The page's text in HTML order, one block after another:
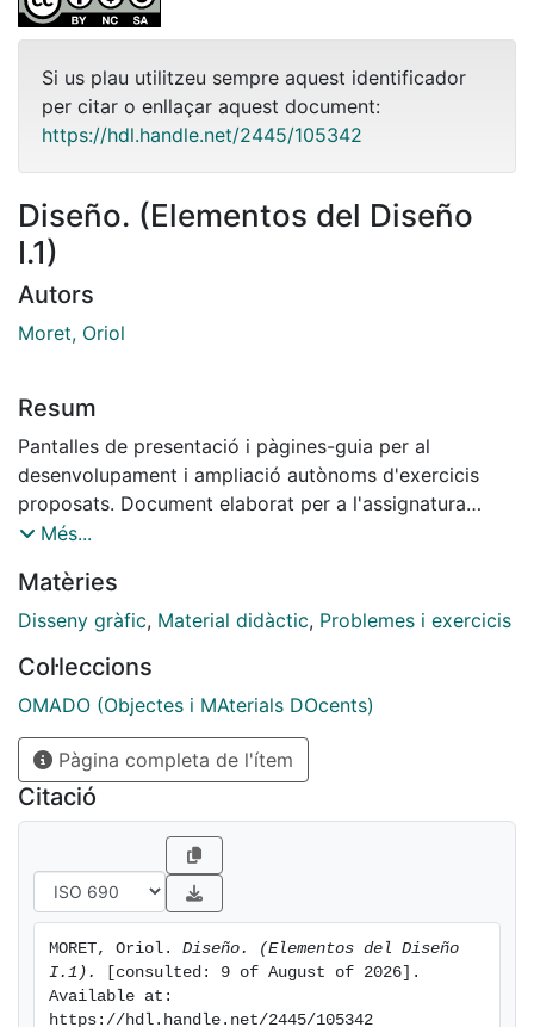
Si us plau utilitzeu sempre aquest identificador
per citar o enllaçar aquest document:
https://hdl.handle.net/2445/105342
Diseño. (Elementos del Diseño
I.1)
Autors
Moret, Oriol
Resum
Pantalles de presentació i pàgines-guia per al
desenvolupament i ampliació autònoms d'exercicis
proposats. Document elaborat per a l'assignatura
Elements del Disseny I (1r curs, Grau de Disseny UB-
Més...
Matèries
Disseny gràfic, Material didàctic, Problemes i exercicis
Col·leccions
OMADO (Objectes i MAterials DOcents)
Pàgina completa de l'ítem
Citació
MORET, Oriol. Diseño. (Elementos del Diseño
I.1).
[consulted: 9 of August of 2026].
Available at:
https://hdl.handle.net/2445/105342